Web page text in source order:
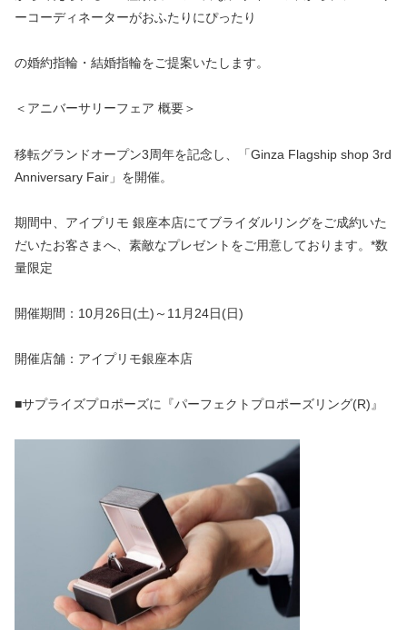
ーコーディネーターがおふたりにぴったり
の婚約指輪・結婚指輪をご提案いたします。
＜アニバーサリーフェア 概要＞
移転グランドオープン3周年を記念し、「Ginza Flagship shop 3rd
Anniversary Fair」を開催。
期間中、アイプリモ 銀座本店にてブライダルリングをご成約いた
だいたお客さまへ、素敵なプレゼントをご用意しております。*数
量限定
開催期間：10月26日(土)～11月24日(日)
開催店舗：アイプリモ銀座本店
■サプライズプロポーズに『パーフェクトプロポーズリング(R)』